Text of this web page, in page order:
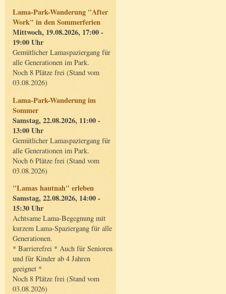
Lama-Park-Wanderung "After
Work" in den Sommerferien
Mittwoch, 19.08.2026, 17:00 -
19:00 Uhr
Gemütlicher Lamaspaziergang für
alle Generationen im Park.
Noch 8 Plätze frei (Stand vom
03.08.2026)
Lama-Park-Wanderung im
Sommer
Samstag, 22.08.2026, 11:00 -
13:00 Uhr
Gemütlicher Lamaspaziergang für
alle Generationen im Park.
Noch 6 Plätze frei (Stand vom
03.08.2026)
"Lamas hautnah" erleben
Samstag, 22.08.2026, 14:00 -
15:30 Uhr
Achtsame Lama-Begegnung mit
kurzem Lama-Spaziergang für alle
Generationen.
* Barrierefrei * Auch für Senioren
und für Kinder ab 4 Jahren
geeignet *
Noch 8 Plätze frei (Stand vom
03.08.2026)